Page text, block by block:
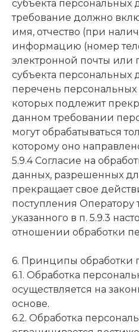
субъекта персональных
требование должно
имя, отчество (при
информацию (номер
электронной почты или
субъекта персональных
перечень персональных
которых подлежит
данном требовании
могут обрабатываться
которому оно
5.9.4 Согласие на
данных, разрешенных
прекращает свое
поступления Оператору
указанного в п. 5.9.3
отношении обработки
6. Принципы обработки
6.1. Обработка
осуществляется на
основе.
6.2. Обработка